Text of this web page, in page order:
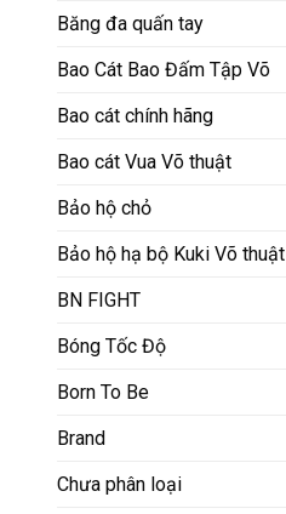
Băng đa quấn tay
Bao Cát Bao Đấm Tập Võ
Bao cát chính hãng
Bao cát Vua Võ thuật
Bảo hộ chỏ
Bảo hộ hạ bộ Kuki Võ thuật
BN FIGHT
Bóng Tốc Độ
Born To Be
Brand
Chưa phân loại